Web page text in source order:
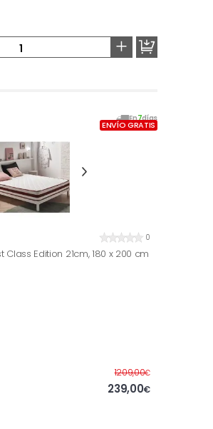
+
En7días
ENVÍO GRATIS
0
Class Edition 21cm, 180 x 200 cm
1209,00€Antes
239,00€